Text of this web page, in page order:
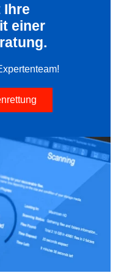
Ihre
einer